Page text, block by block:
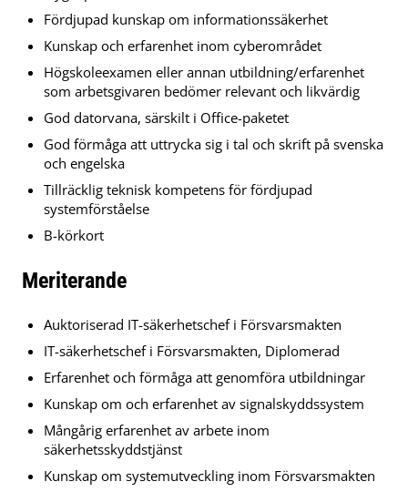
Fördjupad kunskap om informationssäkerhet
Kunskap och erfarenhet inom cyberområdet
Högskoleexamen eller annan utbildning/erfarenhet
som arbetsgivaren bedömer relevant och likvärdig
God datorvana, särskilt i Office-paketet
God förmåga att uttrycka sig i tal och skrift på svenska
och engelska
Tillräcklig teknisk kompetens för fördjupad
systemförståelse
B-körkort
Meriterande
Auktoriserad IT-säkerhetschef i Försvarsmakten
IT-säkerhetschef i Försvarsmakten, Diplomerad
Erfarenhet och förmåga att genomföra utbildningar
Kunskap om och erfarenhet av signalskyddssystem
Mångårig erfarenhet av arbete inom
säkerhetsskyddstjänst
Kunskap om systemutveckling inom Försvarsmakten